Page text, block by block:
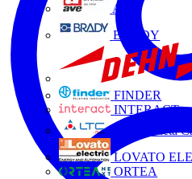
AVE
BRADY
FINDER
INTERACT
La Triveneta
LOVATO
ORTEA